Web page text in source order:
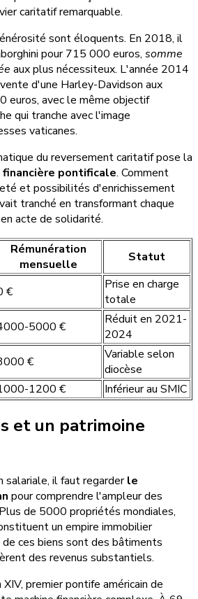
caritatif remarquable.
sont éloquents. En 2018, il
pour 715 000 euros, somme
aux plus nécessiteux. L'année 2014
d'une Harley-Davidson aux
euros, avec le même objectif
qui tranche avec l'image
vaticanes.
du reversement caritatif pose la
pontificale. Comment
et possibilités d'enrichissement
tranché en transformant chaque
acte de solidarité.
Rémunération
mensuelle
Statut
€
Prise en charge
totale
5000 €
Réduit en 2021-
2024
€
Variable selon
diocèse
1200 € Inférieur au SMIC
et un patrimoine
salariale, il faut regarderle
pour comprendre l'ampleur des
de 5000 propriétés mondiales,
un empire immobilier
ces biens sont des bâtiments
des revenus substantiels.
premier pontife américain de